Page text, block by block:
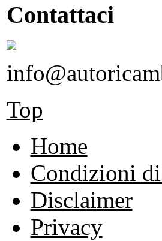
Contattaci
Top
Home
Condizioni
Disclaimer
Privacy